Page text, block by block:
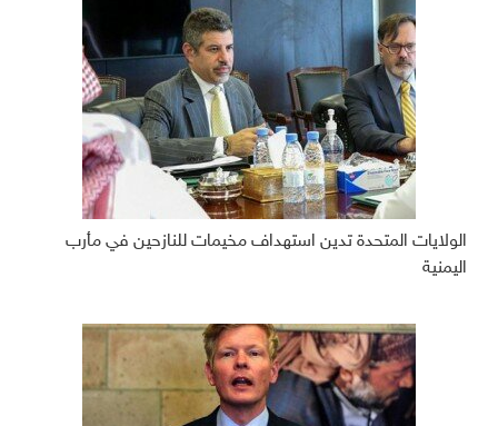
الولايات المتحدة تدين استهداف مخيمات للنازحين في مأرب
اليمنية